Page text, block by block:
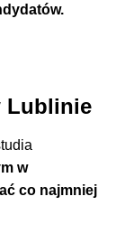
Lublinie
w
co najmniej